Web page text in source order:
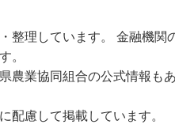
整理しています。 金融機関
。
農業協同組合の公式情報も
配慮して掲載しています。